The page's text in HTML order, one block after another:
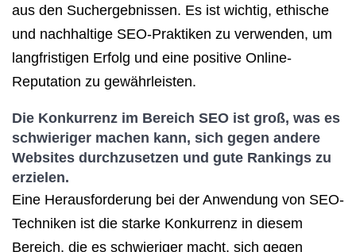
aus den Suchergebnissen. Es ist wichtig, ethische
und nachhaltige SEO-Praktiken zu verwenden, um
langfristigen Erfolg und eine positive Online-
Reputation zu gewährleisten.
Die Konkurrenz im Bereich SEO ist groß, was es
schwieriger machen kann, sich gegen andere
Websites durchzusetzen und gute Rankings zu
erzielen.
Eine Herausforderung bei der Anwendung von SEO-
Techniken ist die starke Konkurrenz in diesem
Bereich, die es schwieriger macht, sich gegen